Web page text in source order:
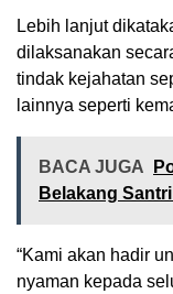
Lebih lanjut
dilaksanakan
tindak kejahatan
lainnya seperti
BACA JUGA
Belakang
“Kami akan hadir
nyaman kepada